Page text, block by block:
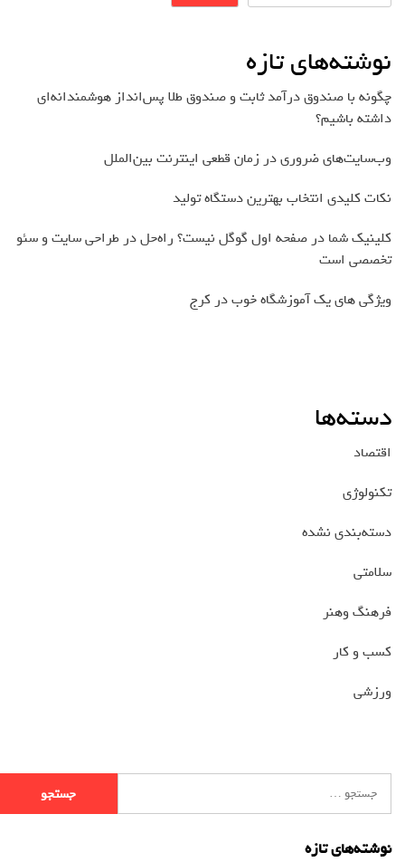
نوشته‌های تازه
چگونه با صندوق درآمد ثابت و صندوق طلا پس‌انداز هوشمندانه‌ای
داشته باشیم؟
وب‌سایت‌های ضروری در زمان قطعی اینترنت بین‌الملل
نکات کلیدی انتخاب بهترین دستگاه تولید
کلینیک شما در صفحه اول گوگل نیست؟ راه‌حل در طراحی سایت و سئو
تخصصی است
ویژگی های یک آموزشگاه خوب در کرج
دسته‌ها
اقتصاد
تکنولوژی
دسته‌بندی نشده
سلامتی
فرهنگ وهنر
کسب و کار
ورزشی
نوشته‌های تازه